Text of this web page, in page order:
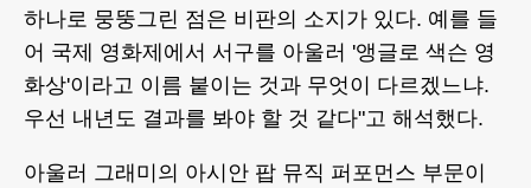
하나로 뭉뚱그린 점은 비판의 소지가 있다. 예를 들
어 국제 영화제에서 서구를 아울러 '앵글로 색슨 영
화상'이라고 이름 붙이는 것과 무엇이 다르겠느냐.
우선 내년도 결과를 봐야 할 것 같다"고 해석했다.
아울러 그래미의 아시안 팝 뮤직 퍼포먼스 부문이